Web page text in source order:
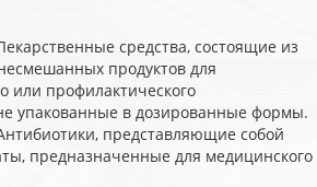
средства, состоящие из
продуктов для
или профилактического
упакованные в дозированные формы.
представляющие собой
предназначенные для медицинского